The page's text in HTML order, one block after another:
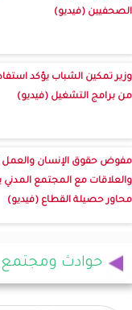
الصحفيين (فيديو)
من برامج التشغيل (فيديو)
مفوض حقوق الإنسان والعمل
والعلاقات مع المجتمع
محاور حصيلة القطاع (فيديو)
حوادث ومجتمع